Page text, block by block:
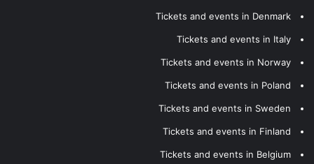
Tickets and events in Denmark
Tickets and events in Italy
Tickets and events in Norway
Tickets and events in Poland
Tickets and events in Sweden
Tickets and events in Finland
Tickets and events in Belgium